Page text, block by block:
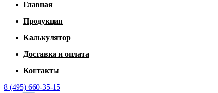
Главная
Продукция
Калькулятор
Доставка и оплата
Контакты
8 (495) 660-35-15